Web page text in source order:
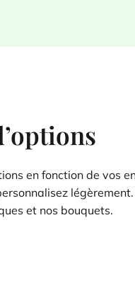
en fonction de vos
et nos bouquets.